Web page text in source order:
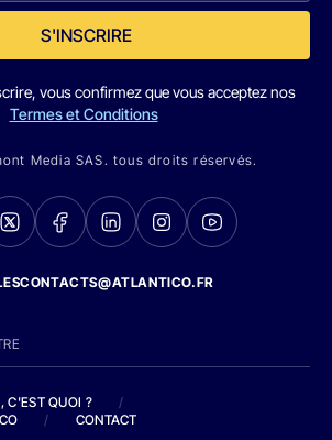
S'INSCRIRE
vous confirmez que vous acceptez nos
Termes et Conditions
Media SAS. tous droits réservés.
C'EST QUOI ?
/
/ CONTACT